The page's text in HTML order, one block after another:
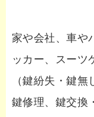
家や会社、車や
ッカー、スーツ
（鍵紛失・鍵無
鍵修理、鍵交換